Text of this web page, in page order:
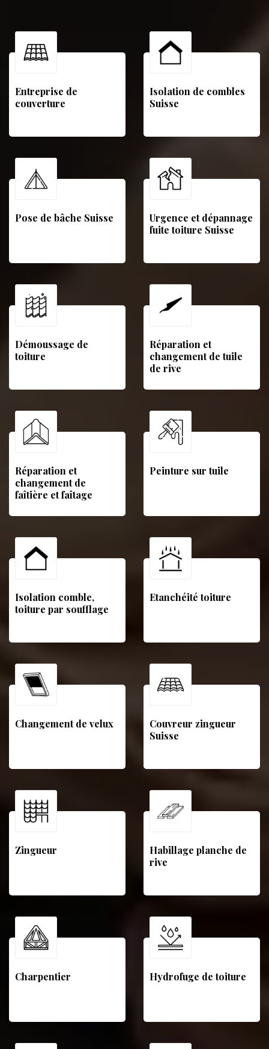
Entreprise de
couverture
Isolation de combles
Suisse
Pose de bâche Suisse
Urgence et dépannage
fuite toiture Suisse
Démoussage de
toiture
Réparation et
changement de tuile
de rive
Réparation et
changement de
faîtière et faîtage
Peinture sur tuile
Isolation comble,
toiture par soufflage
Etanchéité toiture
Changement de velux
Couvreur zingueur
Suisse
Zingueur
Habillage planche de
rive
Charpentier Hydrofuge de toiture